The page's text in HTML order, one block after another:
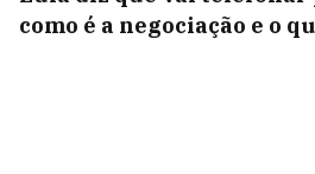
como é a negociação e o